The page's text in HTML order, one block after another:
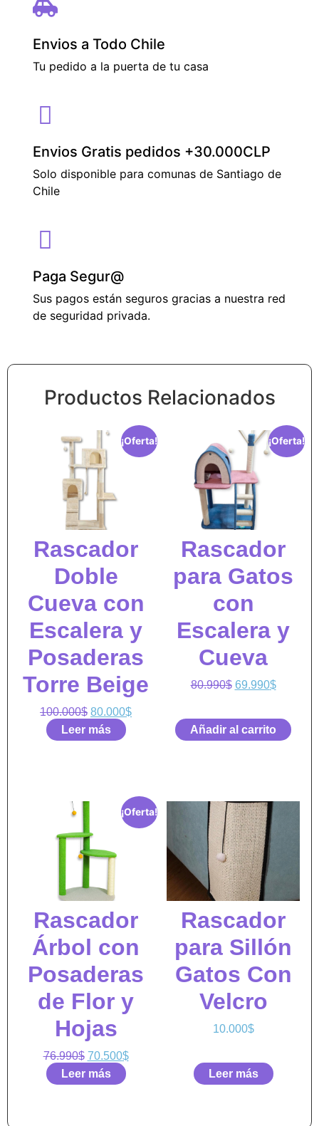
Envios a Todo Chile
Tu pedido a la puerta de tu casa
Envios Gratis pedidos +30.000CLP
Solo disponible para comunas de Santiago de
Chile
Paga Segur@
Sus pagos están seguros gracias a nuestra red
de seguridad privada.
Productos Relacionados
¡Oferta!
Rascador
Doble
Cueva con
Escalera y
Posaderas
Torre Beige
100.000$ 80.000$
Leer más
¡Oferta!
Rascador
para Gatos
con
Escalera y
Cueva
80.990$ 69.990$
Añadir al carrito
¡Oferta!
Rascador
Árbol con
Posaderas
de Flor y
Hojas
76.990$ 70.500$
Leer más
Rascador
para Sillón
Gatos Con
Velcro
10.000$
Leer más